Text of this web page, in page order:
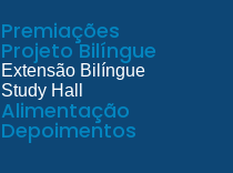
Premiações
Projeto Bilíngue
Extensão Bilíngue
Study Hall
Alimentação
Depoimentos